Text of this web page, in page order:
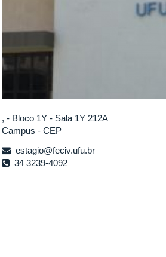
, - Bloco 1Y - Sala 1Y 212A
Campus - CEP
estagio@feciv.ufu.br
34 3239-4092